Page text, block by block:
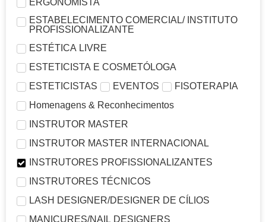
ESTABELECIMENTO COMERCIAL/ INSTITUTO
PROFISSIONALIZANTE
ESTÉTICA LIVRE
ESTETICISTA E COSMETÓLOGA
ESTETICISTAS
EVENTOS
FISOTERAPIA
Homenagens & Reconhecimentos
INSTRUTOR MASTER
INSTRUTOR MASTER INTERNACIONAL
INSTRUTORES PROFISSIONALIZANTES
INSTRUTORES TÉCNICOS
LASH DESIGNER/DESIGNER DE CÍLIOS
MANICURES/NAIL DESIGNERS